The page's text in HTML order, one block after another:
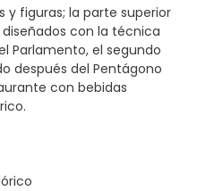
y figuras; la parte superior
con la técnica
Parlamento, el segundo
después del Pentágono
con bebidas